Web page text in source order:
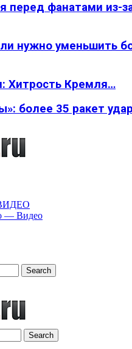
перед фанатами из-
нужно уменьшить
Хитрость Кремля…
более 35 ракет
— Видео
Search
Search